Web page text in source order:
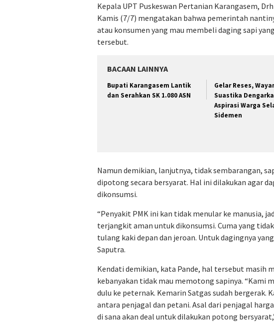
Kepala UPT Puskeswan Pertanian Karangasem,
Kamis (7/7) mengatakan bahwa pemerintah
atau konsumen yang mau membeli daging sapi
tersebut.
BACAAN LAINNYA
Bupati Karangasem Lantik
dan Serahkan SK 1.080 ASN
Gelar Reses,
Suastika
Aspirasi Warga
Sidemen
Namun demikian, lanjutnya, tidak sembarangan,
dipotong secara bersyarat. Hal ini dilakukan agar
dikonsumsi.
“Penyakit PMK ini kan tidak menular ke manusia,
terjangkit aman untuk dikonsumsi. Cuma yang
tulang kaki depan dan jeroan. Untuk dagingnya
Saputra.
Kendati demikian, kata Pande, hal tersebut masih
kebanyakan tidak mau memotong sapinya. “Kami
dulu ke peternak. Kemarin Satgas sudah bergerak.
antara penjagal dan petani. Asal dari penjagal
di sana akan deal untuk dilakukan potong